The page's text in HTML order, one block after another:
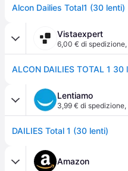
Alcon Dailies Total1 (30 lenti)
Vistaexpert
6,00 € di spedizione,
Lentiamo
3,99 € di spedizione,
DAILIES Total 1 (30 lenti)
Amazon